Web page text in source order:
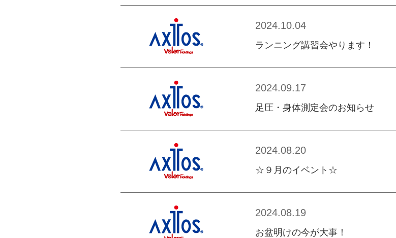
2024.10.04
ランニング講習会やります！
2024.09.17
足圧・身体測定会のお知らせ
2024.08.20
☆９月のイベント☆
2024.08.19
お盆明けの今が大事！